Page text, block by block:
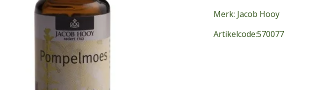
Merk: Jacob Hooy
Artikelcode:570077